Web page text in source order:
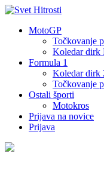
MotoGP
Točkovanje
Koledar dirk
Formula 1
Koledar dirk
Točkovanje
Ostali športi
Motokros
Prijava na novice
Prijava